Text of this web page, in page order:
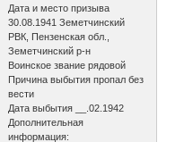
Дата и место призыва
30.08.1941 Земетчинский
РВК, Пензенская обл.,
Земетчинский р-н
Воинское звание рядовой
Причина выбытия пропал без
вести
Дата выбытия __.02.1942
Дополнительная
информация: